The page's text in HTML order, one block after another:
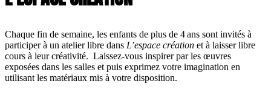
Chaque fin de semaine, les enfants de plus de 4 ans sont invités à
participer à un atelier libre dans L’espace création et à laisser libre
cours à leur créativité. Laissez-vous inspirer par les œuvres
exposées dans les salles et puis exprimez votre imagination en
utilisant les matériaux mis à votre disposition.